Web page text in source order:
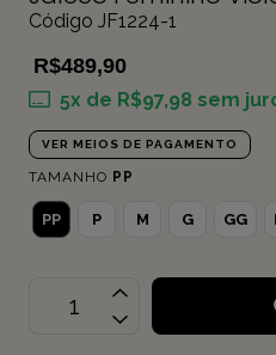
Código JF1224-1
R$489,90
5x de R$97,98 sem
VER MEIOS DE PAGAMENTO
TAMANHO PP
PP P M G GG